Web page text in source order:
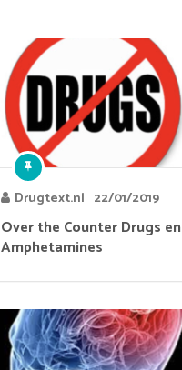
Drugtext.nl 22/01/2019
Over the Counter Drugs en
Amphetamines